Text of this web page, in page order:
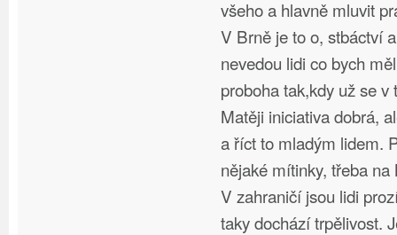
všeho a hlavně mluvit
V Brně je to o, stbáctví
nevedou lidi co bych
proboha tak,kdy už se
Matěji iniciativa dobrá,
a říct to mladým lidem.
nějaké mítinky, třeba na
V zahraničí jsou lidi
taky dochází trpělivost.